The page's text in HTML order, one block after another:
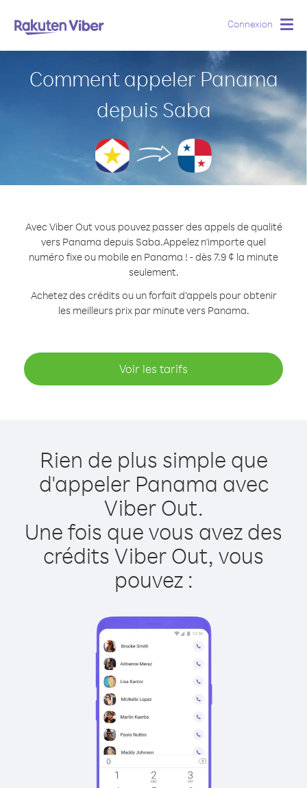
Connexion
Comment appeler Panama
depuis Saba
Avec Viber Out vous pouvez passer des appels de qualité
vers Panama depuis Saba.Appelez n'importe quel
numéro fixe ou mobile en Panama ! - dès 7.9 ¢ la minute
seulement.
Achetez des crédits ou un forfait d’appels pour obtenir
les meilleurs prix par minute vers Panama.
Voir les tarifs
Rien de plus simple que
d'appeler Panama avec
Viber Out.
Une fois que vous avez des
crédits Viber Out, vous
pouvez :